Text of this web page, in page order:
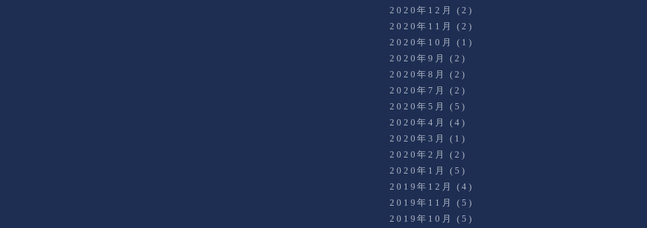
2020年12月
(2)
2020年11月
(2)
2020年10月
(1)
2020年9月
(2)
2020年8月
(2)
2020年7月
(2)
2020年5月
(5)
2020年4月
(4)
2020年3月
(1)
2020年2月
(2)
2020年1月
(5)
2019年12月
(4)
2019年11月
(5)
2019年10月
(5)